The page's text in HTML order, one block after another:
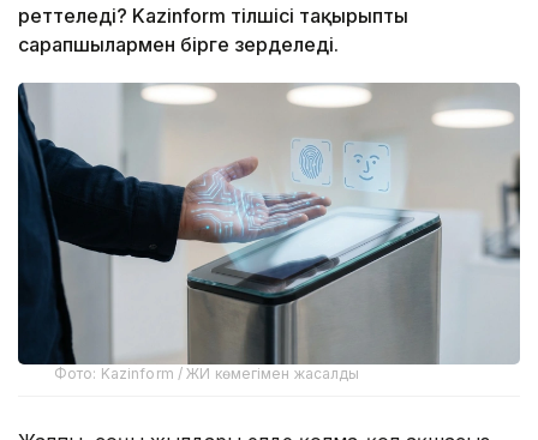
реттеледі? Kazinform тілшісі тақырыпты
сарапшылармен бірге зерделеді.
Фото: Kazinform / ЖИ көмегімен жасалды